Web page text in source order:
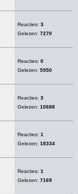
Reacties:3
Gelezen:7270
Reacties:0
Gelezen:5950
Reacties:3
Gelezen:10688
Reacties:1
Gelezen:18334
Reacties:1
Gelezen:7169